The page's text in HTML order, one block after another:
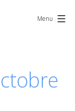
Menu